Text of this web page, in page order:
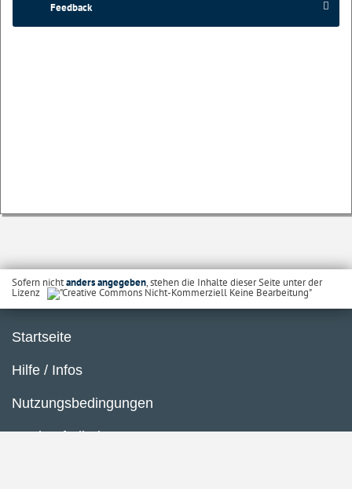
Feedback
Sofern nichtanders angegeben, stehen die Inhalte dieser Seite unter der
Lizenz
Startseite
Hilfe / Infos
Nutzungsbedingungen
Barrierefreiheit